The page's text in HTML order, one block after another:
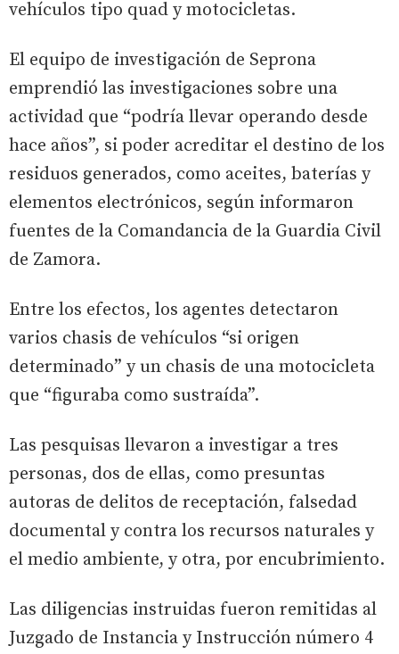
vehículos tipo quad y motocicletas.
El equipo de investigación de Seprona
emprendió las investigaciones sobre una
actividad que “podría llevar operando desde
hace años”, si poder acreditar el destino de los
residuos generados, como aceites, baterías y
elementos electrónicos, según informaron
fuentes de la Comandancia de la Guardia Civil
de Zamora.
Entre los efectos, los agentes detectaron
varios chasis de vehículos “si origen
determinado” y un chasis de una motocicleta
que “figuraba como sustraída”.
Las pesquisas llevaron a investigar a tres
personas, dos de ellas, como presuntas
autoras de delitos de receptación, falsedad
documental y contra los recursos naturales y
el medio ambiente, y otra, por encubrimiento.
Las diligencias instruidas fueron remitidas al
Juzgado de Instancia y Instrucción número 4